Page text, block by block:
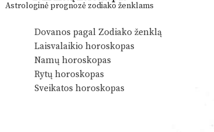
Astrologinė prognozė zodiako ženklams
Dovanos pagal Zodiako ženklą
Laisvalaikio horoskopas
Namų horoskopas
Rytų horoskopas
Sveikatos horoskopas